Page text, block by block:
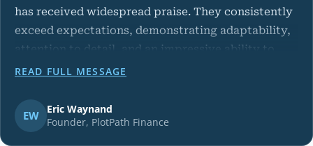
has received widespread praise. They consistently
exceed expectations, demonstrating adaptability,
attention to detail, and an impressive ability to
pivot when required.”
READ FULL MESSAGE
Eric Waynand
Founder, PlotPath Finance